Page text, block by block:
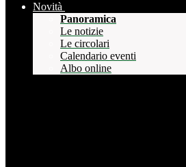
Novità
Panoramica
Le notizie
Le circolari
Calendario eventi
Albo online